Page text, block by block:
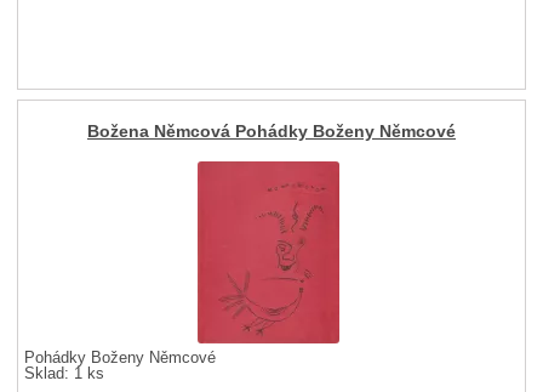
Božena Němcová Pohádky Boženy Němcové
Pohádky Boženy Němcové
Sklad: 1 ks